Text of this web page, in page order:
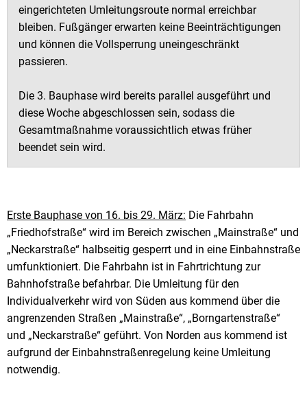
eingerichteten Umleitungsroute normal erreichbar
bleiben. Fußgänger erwarten keine Beeinträchtigungen
und können die Vollsperrung uneingeschränkt
passieren.
Die 3. Bauphase wird bereits parallel ausgeführt und
diese Woche abgeschlossen sein, sodass die
Gesamtmaßnahme voraussichtlich etwas früher
beendet sein wird.
Erste Bauphase von 16. bis 29. März: Die Fahrbahn
„Friedhofstraße“ wird im Bereich zwischen „Mainstraße“ und
„Neckarstraße“ halbseitig gesperrt und in eine Einbahnstraße
umfunktioniert. Die Fahrbahn ist in Fahrtrichtung zur
Bahnhofstraße befahrbar. Die Umleitung für den
Individualverkehr wird von Süden aus kommend über die
angrenzenden Straßen „Mainstraße“, „Borngartenstraße“
und „Neckarstraße“ geführt. Von Norden aus kommend ist
aufgrund der Einbahnstraßenregelung keine Umleitung
notwendig.